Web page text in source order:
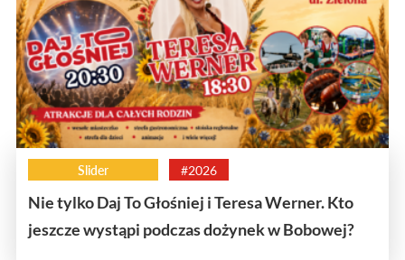
Slider #2026
Nie tylko Daj To Głośniej i Teresa Werner. Kto
jeszcze wystąpi podczas dożynek w Bobowej?